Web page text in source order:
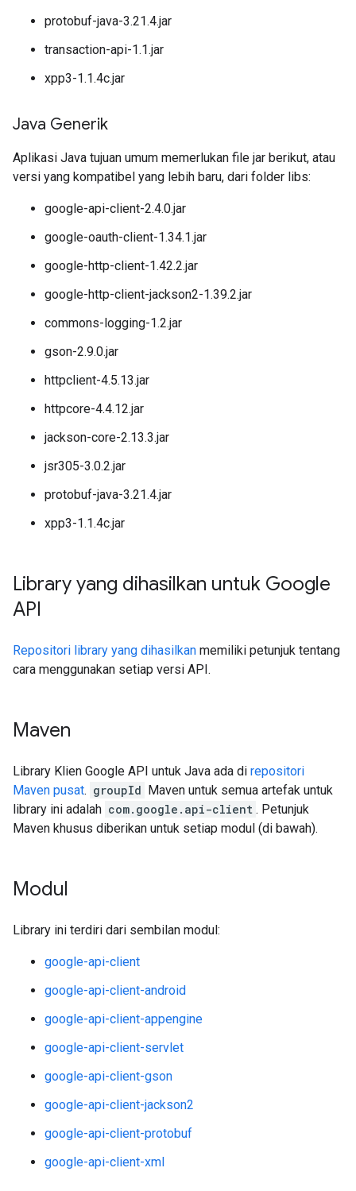
protobuf-java-3.21.4.jar
transaction-api-1.1.jar
xpp3-1.1.4c.jar
Java Generik
Aplikasi Java tujuan umum memerlukan file jar berikut, atau
versi yang kompatibel yang lebih baru, dari folder libs:
google-api-client-2.4.0.jar
google-oauth-client-1.34.1.jar
google-http-client-1.42.2.jar
google-http-client-jackson2-1.39.2.jar
commons-logging-1.2.jar
gson-2.9.0.jar
httpclient-4.5.13.jar
httpcore-4.4.12.jar
jackson-core-2.13.3.jar
jsr305-3.0.2.jar
protobuf-java-3.21.4.jar
xpp3-1.1.4c.jar
Library yang dihasilkan untuk Google
API
Repositori library yang dihasilkan memiliki petunjuk tentang
cara menggunakan setiap versi API.
Maven
Library Klien Google API untuk Java ada di repositori
Maven pusat. groupId Maven untuk semua artefak untuk
library ini adalah com.google.api-client . Petunjuk
Maven khusus diberikan untuk setiap modul (di bawah).
Modul
Library ini terdiri dari sembilan modul:
google-api-client
google-api-client-android
google-api-client-appengine
google-api-client-servlet
google-api-client-gson
google-api-client-jackson2
google-api-client-protobuf
google-api-client-xml